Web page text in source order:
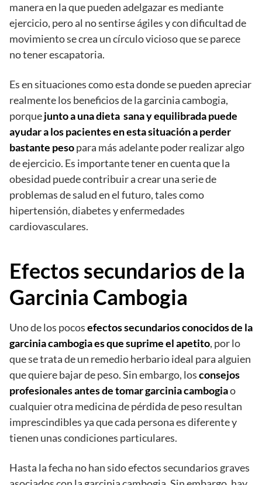
manera en la que pueden adelgazar es mediante
ejercicio, pero al no sentirse ágiles y con dificultad de
movimiento se crea un círculo vicioso que se parece
no tener escapatoria.
Es en situaciones como esta donde se pueden apreciar
realmente los beneficios de la garcinia cambogia,
porquejunto a una dieta sana y equilibrada puede
ayudar a los pacientes en esta situación a perder
bastante pesopara más adelante poder realizar algo
de ejercicio. Es importante tener en cuenta que la
obesidad puede contribuir a crear una serie de
problemas de salud en el futuro, tales como
hipertensión, diabetes y enfermedades
cardiovasculares.
Efectos secundarios de la
Garcinia Cambogia
Uno de los pocosefectos secundarios conocidos de la
garcinia cambogia es que suprime el apetito, por lo
que se trata de un remedio herbario ideal para alguien
que quiere bajar de peso. Sin embargo, losconsejos
profesionales antes de tomar garcinia cambogiao
cualquier otra medicina de pérdida de peso resultan
imprescindibles ya que cada persona es diferente y
tienen unas condiciones particulares.
Hasta la fecha no han sido efectos secundarios graves